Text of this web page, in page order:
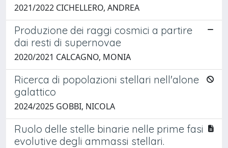
2021/2022 CICHELLERO, ANDREA
Produzione dei raggi cosmici a partire
dai resti di supernovae
2020/2021 CALCAGNO, MONIA
Ricerca di popolazioni stellari nell'alone
galattico
2024/2025 GOBBI, NICOLA
Ruolo delle stelle binarie nelle prime fasi
evolutive degli ammassi stellari.